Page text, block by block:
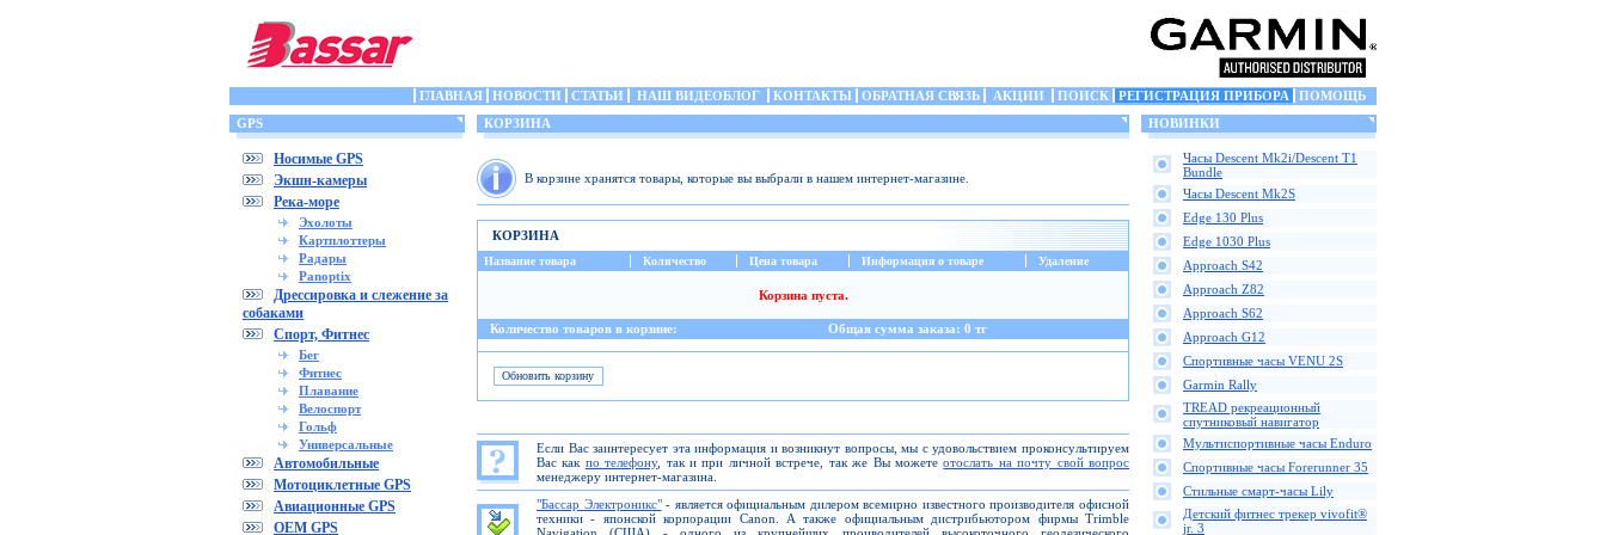
ГЛАВНАЯ НОВОСТИ СТАТЬИ НАШ ВИДЕОБЛОГ КОНТАКТЫ ОБРАТНАЯ СВЯЗЬ АКЦИИ ПОИСК РЕГИСТРАЦИЯ ПРИБОРА
ПОМОЩЬ
GPS
Носимые GPS
Экшн-камеры
Река-море
Эхолоты
Картплоттеры
Радары
Panoptix
Дрессировка и слежение за
собаками
Спорт, Фитнес
Бег
Фитнес
Плавание
Велоспорт
Гольф
Универсальные
Автомобильные
Мотоциклетные GPS
Авиационные GPS
OEM GPS
КОРЗИНА
В корзине хранятся товары, которые вы выбрали в нашем интернет-магазине.
КОРЗИНА
Название товара Количество Цена товара Информация о товаре Удаление
Корзина пуста.
Количество товаров в корзине: Общая сумма заказа: 0 тг
Если Вас заинтересует эта информация и возникнут вопросы, мы с удовольствием проконсультируем
Вас как по телефону, так и при личной встрече, так же Вы можетеотослать на почту свой вопрос
менеджеру интернет-магазина.
"Бассар Электроникс"- является официальным дилером всемирно известного производителя офисной
техники - японской корпорации Canon. А также официальным дистрибьютором фирмы Trimble
НОВИНКИ
Часы Descent Mk2i/Descent T1
Bundle
Часы Descent Mk2S
Edge 130 Plus
Edge 1030 Plus
Approach S42
Approach Z82
Approach S62
Approach G12
Спортивные часы VENU 2S
Garmin Rally
TREAD рекреационный
спутниковый навигатор
Мультиспортивные часы Enduro
Спортивные часы Forerunner 35
Стильные смарт-часы Lily
Детский фитнес трекер vivofit®
jr. 3